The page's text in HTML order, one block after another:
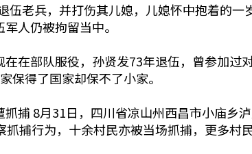
伍老兵，并打伤其儿媳，儿媳怀中抱着的
人仍被拘留当中。
在部队服役，孙贤发73年退伍，曾参加过
保得了国家却保不了小家。
捕 8月31日，四川省凉山州西昌市小庙乡
捕行为，十余村民亦被当场抓捕，更多村民